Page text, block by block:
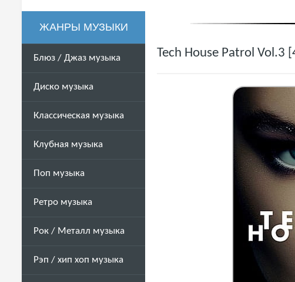
ЖАНРЫ МУЗЫКИ
Блюз / Джаз музыка
Диско музыка
Классическая музыка
Клубная музыка
Поп музыка
Ретро музыка
Рок / Металл музыка
Рэп / хип хоп музыка
Tech House Patrol Vol.3